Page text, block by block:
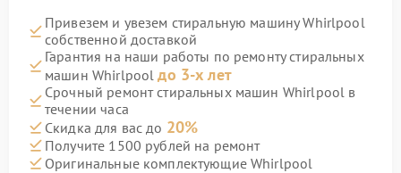
Привезем и увезем стиральную машину Whirlpool
собственной доставкой
Гарантия на наши работы по ремонту стиральных
машин Whirlpoolдо 3-х лет
Срочный ремонт стиральных машин Whirlpool в
течении часа
Скидка для вас до 20%
Получите 1500 рублей на ремонт
Оригинальные комплектующие Whirlpool